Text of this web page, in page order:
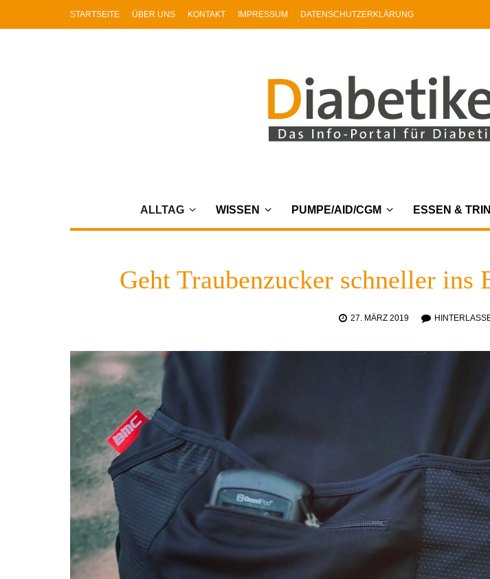
STARTSEITE ÜBER UNS KONTAKT IMPRESSUM DATENSCHUTZERKLÄRUNG
ALLTAG WISSEN PUMPE/AID/CGM ESSEN &
Geht Traubenzucker schneller
27. MÄRZ 2019